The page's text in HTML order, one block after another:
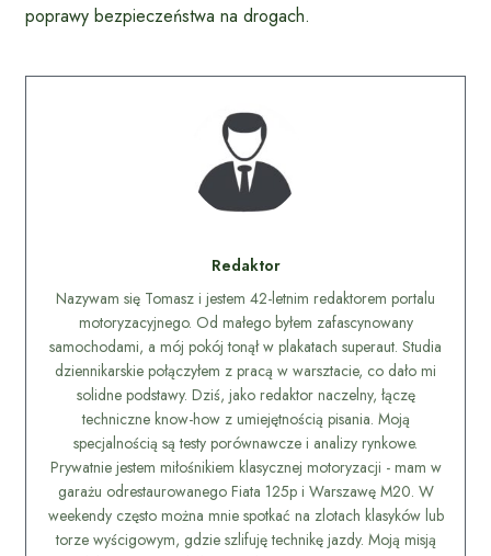
poprawy bezpieczeństwa na drogach.
Redaktor
Nazywam się Tomasz i jestem 42-letnim redaktorem portalu
motoryzacyjnego. Od małego byłem zafascynowany
samochodami, a mój pokój tonął w plakatach superaut. Studia
dziennikarskie połączyłem z pracą w warsztacie, co dało mi
solidne podstawy. Dziś, jako redaktor naczelny, łączę
techniczne know-how z umiejętnością pisania. Moją
specjalnością są testy porównawcze i analizy rynkowe.
Prywatnie jestem miłośnikiem klasycznej motoryzacji - mam w
garażu odrestaurowanego Fiata 125p i Warszawę M20. W
weekendy często można mnie spotkać na zlotach klasyków lub
torze wyścigowym, gdzie szlifuję technikę jazdy. Moją misją